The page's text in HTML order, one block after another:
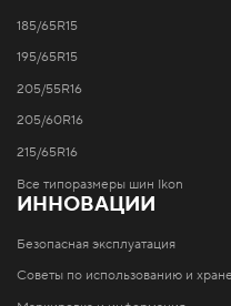
185/65R15
195/65R15
205/55R16
205/60R16
215/65R16
Все типоразмеры шин Ikon
ИННОВАЦИИ
Безопасная эксплуатация
Советы по использованию и